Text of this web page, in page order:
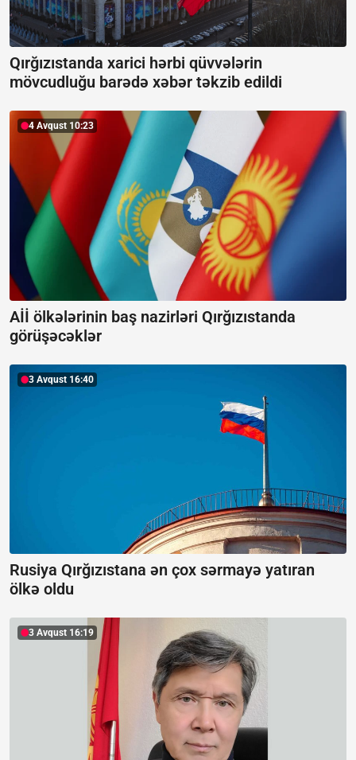
Qırğızıstanda xarici hərbi qüvvələrin
mövcudluğu barədə xəbər təkzib edildi
4 Avqust 10:23
Aİİ ölkələrinin baş nazirləri Qırğızıstanda
görüşəcəklər
3 Avqust 16:40
Rusiya Qırğızıstana ən çox sərmayə yatıran
ölkə oldu
3 Avqust 16:19